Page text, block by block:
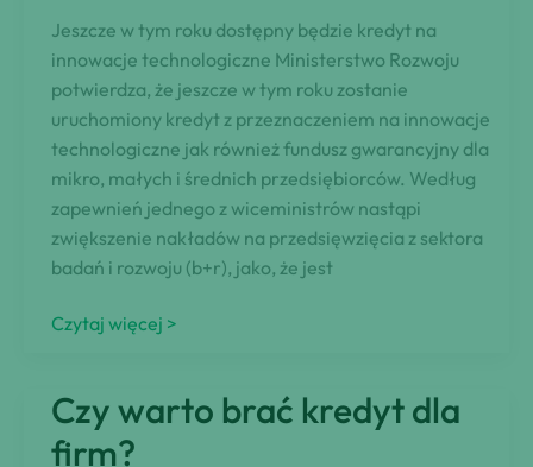
Jeszcze w tym roku dostępny będzie kredyt na
innowacje technologiczne Ministerstwo Rozwoju
potwierdza, że jeszcze w tym roku zostanie
uruchomiony kredyt z przeznaczeniem na innowacje
technologiczne jak również fundusz gwarancyjny dla
mikro, małych i średnich przedsiębiorców. Według
zapewnień jednego z wiceministrów nastąpi
zwiększenie nakładów na przedsięwzięcia z sektora
badań i rozwoju (b+r), jako, że jest
Jeszcze
roku
dostępny
Czytaj więcej >
Czy warto brać kredyt dla
firm?